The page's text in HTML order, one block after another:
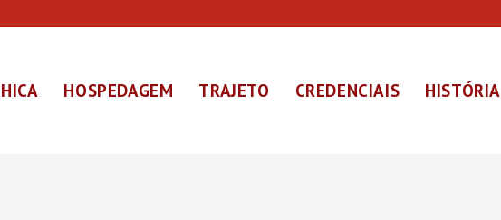
HOSPEDAGEM TRAJETO CREDENCIAIS HISTÓRIA